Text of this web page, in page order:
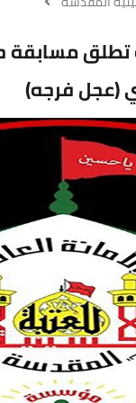
مسابقة
(عجل فرجه)